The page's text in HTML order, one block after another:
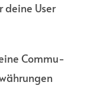
deine User
Commu­